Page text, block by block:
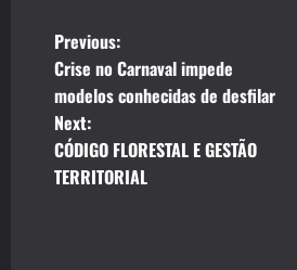
P
o
s
t
Previous:
Crise no Carnaval impede
modelos conhecidas de desfilar
Next:
CÓDIGO FLORESTAL E GESTÃO
TERRITORIAL